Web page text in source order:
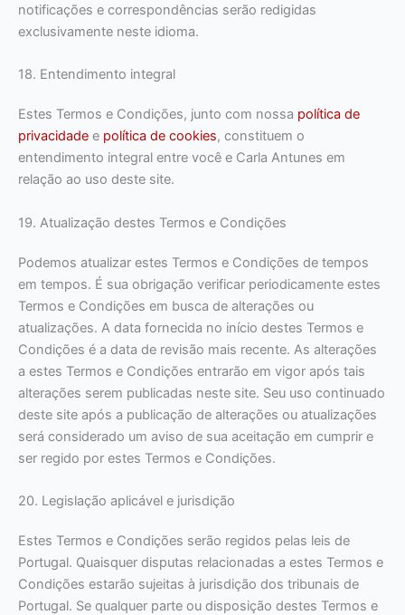
notificações e correspondências serão redigidas
exclusivamente neste idioma.
18. Entendimento integral
Estes Termos e Condições, junto com nossa política de
privacidade e política de cookies, constituem o
entendimento integral entre você e Carla Antunes em
relação ao uso deste site.
19. Atualização destes Termos e Condições
Podemos atualizar estes Termos e Condições de tempos
em tempos. É sua obrigação verificar periodicamente estes
Termos e Condições em busca de alterações ou
atualizações. A data fornecida no início destes Termos e
Condições é a data de revisão mais recente. As alterações
a estes Termos e Condições entrarão em vigor após tais
alterações serem publicadas neste site. Seu uso continuado
deste site após a publicação de alterações ou atualizações
será considerado um aviso de sua aceitação em cumprir e
ser regido por estes Termos e Condições.
20. Legislação aplicável e jurisdição
Estes Termos e Condições serão regidos pelas leis de
Portugal. Quaisquer disputas relacionadas a estes Termos e
Condições estarão sujeitas à jurisdição dos tribunais de
Portugal. Se qualquer parte ou disposição destes Termos e